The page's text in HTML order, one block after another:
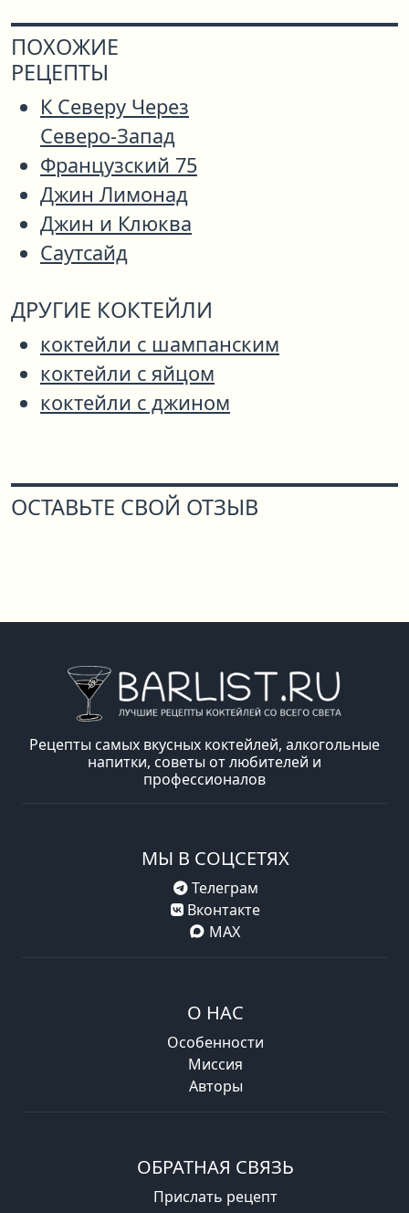
ПОХОЖИЕ
РЕЦЕПТЫ
К Северу Через
Северо-Запад
Французский 75
Джин Лимонад
Джин и Клюква
Саутсайд
ДРУГИЕ КОКТЕЙЛИ
коктейли с шампанским
коктейли с яйцом
коктейли с джином
ОСТАВЬТЕ СВОЙ ОТЗЫВ
Рецепты самых вкусных коктейлей, алкогольные
напитки, советы от любителей и
профессионалов
МЫ В СОЦСЕТЯХ
Телеграм
Вконтакте
MAX
О НАС
Особенности
Миссия
Авторы
ОБРАТНАЯ СВЯЗЬ
Прислать рецепт